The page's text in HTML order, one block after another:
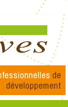
de
développement